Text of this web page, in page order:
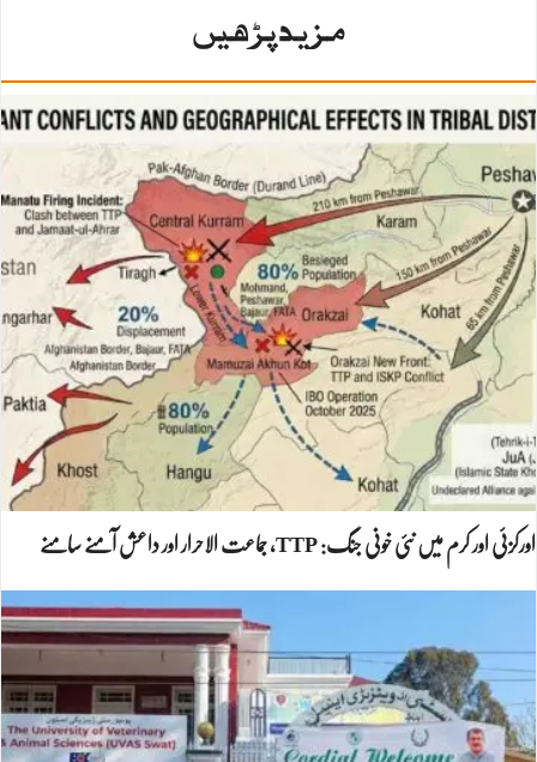
مزید پڑھیں
اورکزئی اور کرم میں نئی خونی جنگ: TTP، جماعت الاحرار اور داعش آمنے سامنے